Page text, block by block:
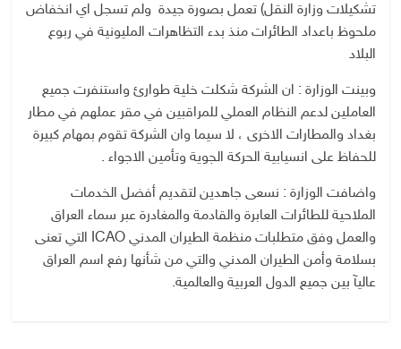
تشكيلات وزارة النقل) تعمل بصورة جيدة ولم تسجل اي انخفاض
ملحوظ باعداد الطائرات منذ بدء التظاهرات المليونية في ربوع
البلاد
وبينت الوزارة : ان الشركة شكلت خلية طوارئ واستنفرت جميع
العاملين لدعم النظام العملي للمراقبين في مقر عملهم في مطار
بغداد والمطارات الاخرى ، لا سيما وان الشركة تقوم بمهام كبيرة
للحفاظ على انسيابية الحركة الجوية وتأمين الاجواء .
واضافت الوزارة : نسعى جاهدين لتقديم أفضل الخدمات
الملاحية للطائرات العابرة والقادمة والمغادرة عبر سماء العراق
والعمل وفق متطلبات منظمة الطيران المدني ICAO التي تعنى
بسلامة وأمن الطيران المدني والتي من شأنها رفع اسم العراق
عاليآ بين جميع الدول العربية والعالمية.